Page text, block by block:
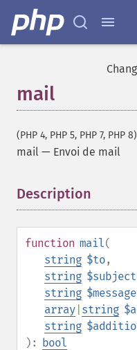
mail
(PHP 4, PHP 5, PHP 7, PHP 8)
mail — Envoi de mail
Description
function mail(
string $to,
string $subject
string $message
array string
string
): bool